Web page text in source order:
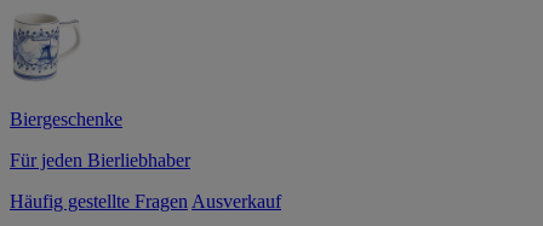
Biergeschenke
Für jeden Bierliebhaber
Häufig gestellte Fragen Ausverkauf